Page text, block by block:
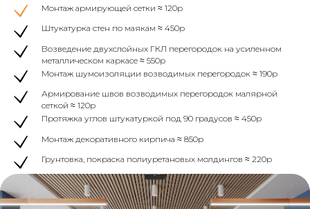
Монтаж армирующей сетки ≈ 120р
Штукатурка стен по маякам ≈ 450р
Возведение двухслойных ГКЛ перегородок на усиленном
металлическом каркасе ≈ 550р
Монтаж шумоизоляции возводимых перегородок ≈ 190р
Армирование швов возводимых перегородок малярной
сеткой ≈ 120р
Протяжка углов штукатуркой под 90 градусов ≈ 450р
Монтаж декоративного кирпича ≈ 850р
Грунтовка, покраска полиуретановых молдингов ≈ 220р